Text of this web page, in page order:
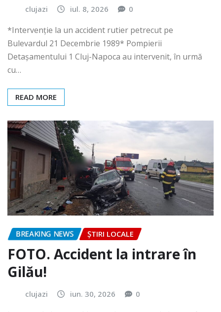
clujazi iul. 8, 2026 0
*Intervenție la un accident rutier petrecut pe
Bulevardul 21 Decembrie 1989* Pompierii
Detașamentului 1 Cluj-Napoca au intervenit, în urmă
cu…
READ MORE
BREAKING NEWS ȘTIRI LOCALE
FOTO. Accident la intrare în
Gilău!
clujazi iun. 30, 2026 0